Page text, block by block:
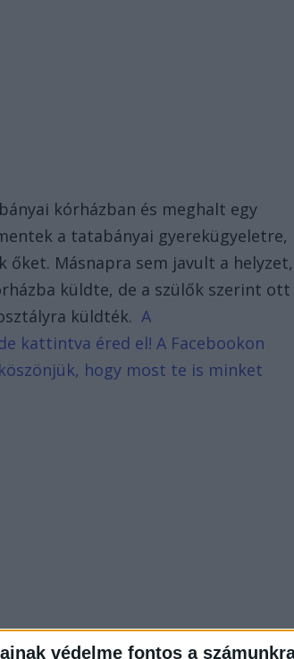
védelme fontos a
kórházban és meghalt egy
a tatabányai gyerekügyeletre,
őket. Másnapra sem javult a helyzet,
küldte, de a szülők szerint ott
küldték.A
kattintva éred el! A Facebookon
hogy most te is minket